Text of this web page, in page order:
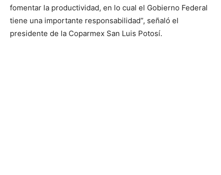
fomentar la productividad, en lo cual el Gobierno Federal
tiene una importante responsabilidad”, señaló el
presidente de la Coparmex San Luis Potosí.